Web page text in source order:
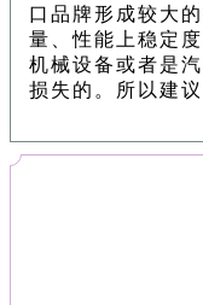
口品牌形成较大
量、性能上稳定
机械设备或者是
损失的。所以建